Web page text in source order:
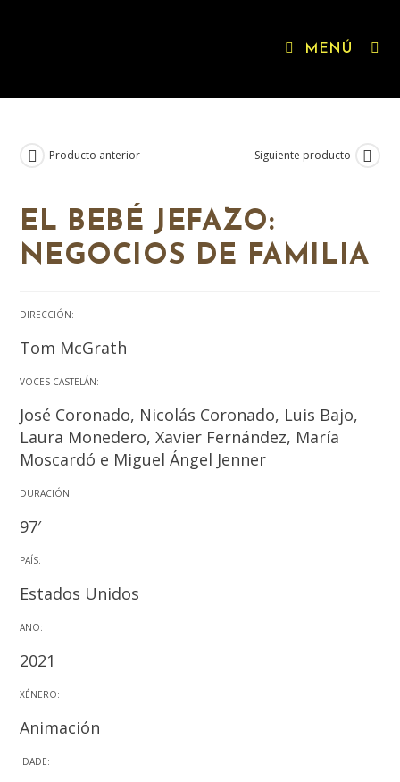
MENÚ
Producto anterior Siguiente producto
EL BEBÉ JEFAZO:
NEGOCIOS DE FAMILIA
DIRECCIÓN:
Tom McGrath
VOCES CASTELÁN:
José Coronado, Nicolás Coronado, Luis Bajo,
Laura Monedero, Xavier Fernández, María
Moscardó e Miguel Ángel Jenner
DURACIÓN:
97′
PAÍS:
Estados Unidos
ANO:
2021
XÉNERO:
Animación
IDADE: